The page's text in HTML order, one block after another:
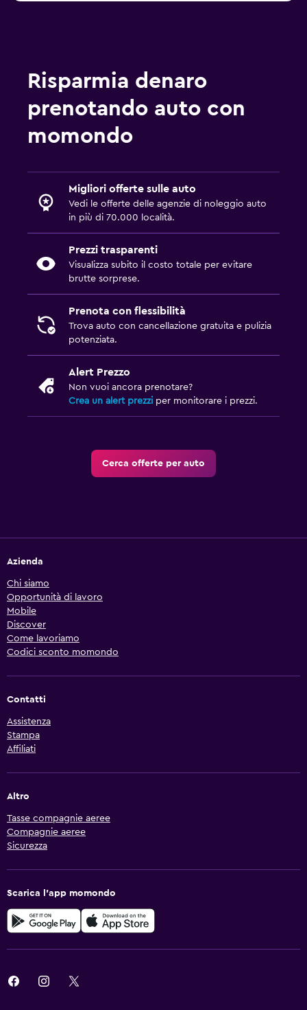
Risparmia denaro
prenotando auto con
momondo
Migliori offerte sulle auto
Vedi le offerte delle agenzie di noleggio auto
in più di 70.000 località.
Prezzi trasparenti
Visualizza subito il costo totale per evitare
brutte sorprese.
Prenota con flessibilità
Trova auto con cancellazione gratuita e pulizia
potenziata.
Alert Prezzo
Non vuoi ancora prenotare?
Crea un alert prezzi per monitorare i prezzi.
Cerca offerte per auto
Azienda
Chi siamo
Opportunità di lavoro
Mobile
Discover
Come lavoriamo
Codici sconto momondo
Contatti
Assistenza
Stampa
Affiliati
Altro
Tasse compagnie aeree
Compagnie aeree
Sicurezza
Scarica l'app momondo